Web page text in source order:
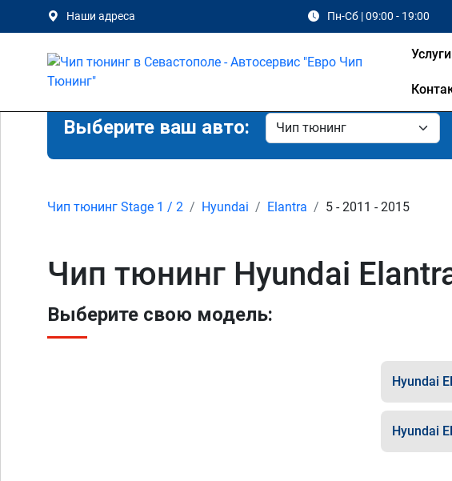
Наши адреса Пн-Сб | 09:00 - 19:00
Услуги
Выберите ваш авто:
Чип тюнинг Stage 1 / 2 Hyundai Elantra 5 - 2011 - 2015
Чип тюнинг Hyundai
Выберите свою модель:
Hyundai
Hyundai